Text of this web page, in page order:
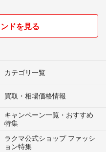
ドを見る
カテゴリ一覧
買取・相場価格情報
キャンペーン一覧・おすすめ
特集
ラクマ公式ショップ ファッシ
ョン特集